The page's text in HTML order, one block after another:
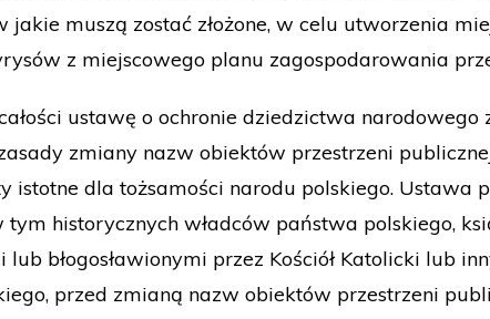
jakie muszą zostać złożone, w celu utworzenia
z miejscowego planu zagospodarowania
ustawę o ochronie dziedzictwa
zmiany nazw obiektów przestrzeni
istotne dla tożsamości narodu polskiego. Ustawa
tym historycznych władców państwa polskiego,
lub błogosławionymi przez Kościół Katolicki lub
przed zmianą nazw obiektów przestrzeni